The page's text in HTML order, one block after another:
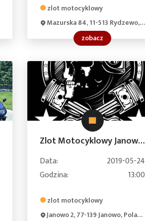
zlot motocyklowy
Mazurska 84, 11-513 Rydzewo, Poland
zobacz
Zlot Motocyklowy Janowo 2019
Data:
2019-05-24
Godzina:
13:00
zlot motocyklowy
Janowo 2, 77-139 Janowo, Poland